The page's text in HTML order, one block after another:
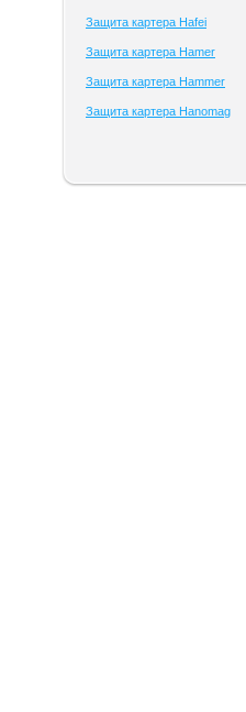
Защита картера Hafei
Защита картера Hamer
Защита картера Hammer
Защита картера Hanomag